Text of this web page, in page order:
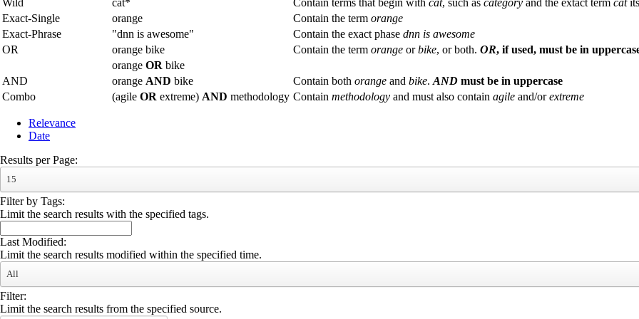
Wild
cat* Contain terms that begin with cat, such as category and the extact term cat
Exact-Single
orange Contain the term orange
Exact-Phrase
"dnn is awesome" Contain the exact phase dnn is awesome
OR
orange bike Contain the term orange orbike, or both. OR, if used, must be in
orange OR bike
AND
orange AND bike Contain both orange and bike. AND must be in uppercase
Combo
(agile OR extreme) AND methodology Contain methodology and must also contain agile and/orextreme
Relevance
Date
Results per Page:
15
Filter by Tags:
Limit the search results with the specified tags.
Last Modified:
Limit the search results modified within the specified time.
All
Filter:
Limit the search results from the specified source.